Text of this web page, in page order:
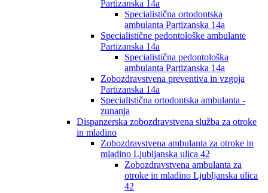
Partizanska 14a
Specialistična ortodontska
ambulanta Partizanska 14a
Specialistične pedontološke ambulante
Partizanska 14a
Specialistična pedontološka
ambulanta Partizanska 14a
Zobozdravstvena preventiva in vzgoja
Partizanska 14a
Specialistična ortodontska ambulanta -
zunanja
Dispanzerska zobozdravstvena služba za otroke
in mladino
Zobozdravstvena ambulanta za otroke in
mladino Ljubljanska ulica 42
Zobozdravstvena ambulanta za
otroke in mladino Ljubljanska ulica
42